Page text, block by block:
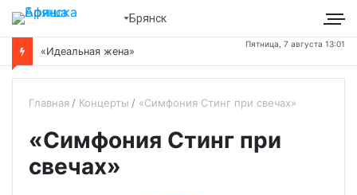
Брянск
«Идеальная жена»
Пятница, 7 августа 13:01
Главная Концерты «Симфония Стинг при свечах»
«Симфония Стинг при
свечах»